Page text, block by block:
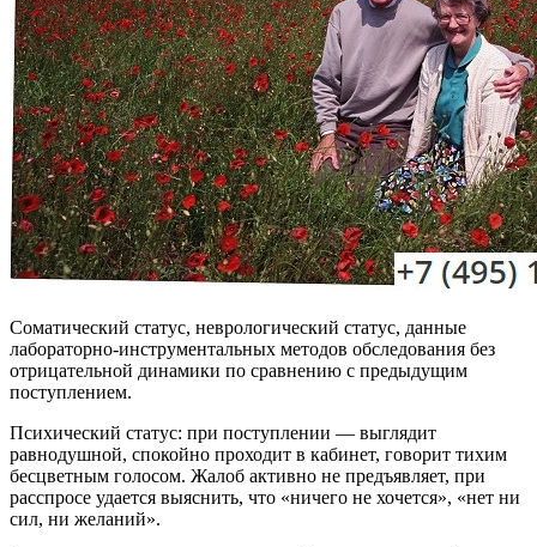
Соматический статус, неврологический статус, данные
лабораторно-инструментальных методов обследования без
отрицательной динамики по сравнению с предыдущим
поступлением.
Психический статус: при поступлении — выглядит
равнодушной, спокойно проходит в кабинет, говорит тихим
бесцветным голосом. Жалоб активно не предъявляет, при
расспросе удается выяснить, что «ничего не хочется», «нет ни
сил, ни желаний».